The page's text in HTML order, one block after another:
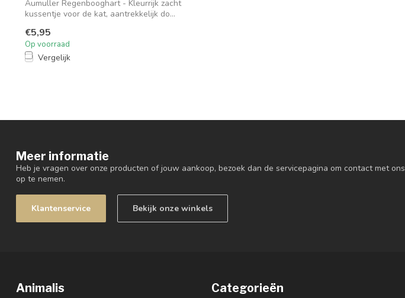
Aumuller Regenbooghart - Kleurrijk zacht
kussentje voor de kat, aantrekkelijk do...
€5,95
Op voorraad
Vergelijk
Meer informatie
Heb je vragen over onze producten of jouw aankoop, bezoek dan de servicepagina om contact met ons
op te nemen.
Klantenservice Bekijk onze winkels
Animalis Categorieën